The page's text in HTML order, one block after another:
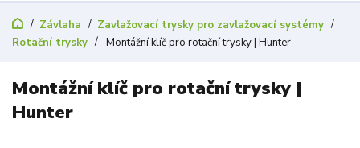
Závlaha
Zavlažovací trysky pro zavlažovací systémy
Rotační trysky
Montážní klíč pro rotační trysky | Hunter
Montážní klíč pro rotační trysky |
Hunter